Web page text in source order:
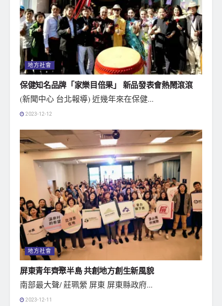
地方社會
保健知名品牌「家樂目倍果」 新品發表會熱鬧滾滾
(新聞中心 台北報導) 近幾年來在保健...
2023-12-12
地方社會
屏東青年齊聚半島 共創地方創生新風貌
南部最大聲/ 莊珮縈 屏東 屏東縣政府...
2023-12-11